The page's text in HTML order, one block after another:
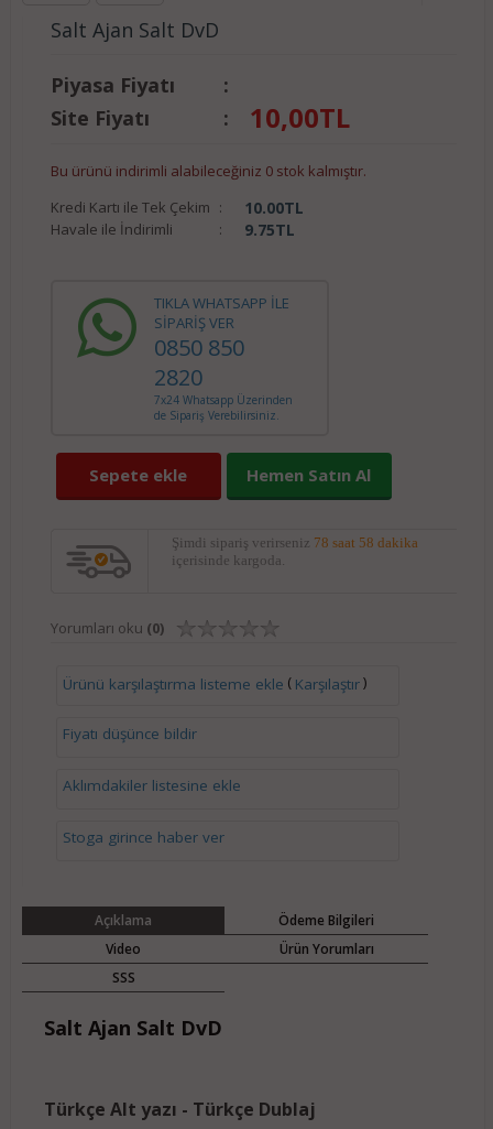
Salt Ajan Salt DvD
Piyasa Fiyatı
:
Site Fiyatı
: 10,00TL
Bu ürünü indirimli alabileceğiniz 0 stok kalmıştır.
Kredi Kartı ile Tek Çekim : 10.00TL
Havale ile İndirimli : 9.75TL
TIKLA WHATSAPP İLE
SİPARİŞ VER
0850 850
2820
7x24 Whatsapp Üzerinden
de Sipariş Verebilirsiniz.
Sepete ekle Hemen Satın Al
Şimdi sipariş verirseniz 78 saat 58 dakika
içerisinde kargoda.
Yorumları oku (0)
Ürünü karşılaştırma listeme ekle ( Karşılaştır)
Fiyatı düşünce bildir
Aklımdakiler listesine ekle
Stoga girince haber ver
Açıklama
Ödeme Bilgileri
Video
Ürün Yorumları
SSS
Salt Ajan Salt DvD
Türkçe Alt yazı - Türkçe Dublaj